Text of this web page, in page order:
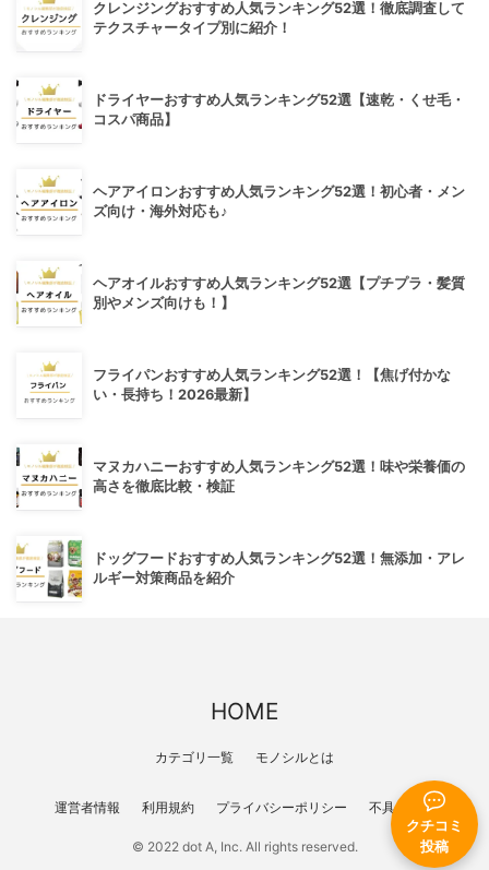
クチコミ
投稿
クレンジングおすすめ人気ランキング52選！徹底調査して
テクスチャータイプ別に紹介！
ドライヤーおすすめ人気ランキング52選【速乾・くせ毛・
コスパ商品】
ヘアアイロンおすすめ人気ランキング52選！初心者・メン
ズ向け・海外対応も♪
ヘアオイルおすすめ人気ランキング52選【プチプラ・髪質
別やメンズ向けも！】
フライパンおすすめ人気ランキング52選！【焦げ付かな
い・長持ち！2026最新】
マヌカハニーおすすめ人気ランキング52選！味や栄養価の
高さを徹底比較・検証
ドッグフードおすすめ人気ランキング52選！無添加・アレ
ルギー対策商品を紹介
HOME
カテゴリ一覧 モノシルとは
運営者情報 利用規約 プライバシーポリシー 不具合報告
© 2022 dot A, Inc. All rights reserved.